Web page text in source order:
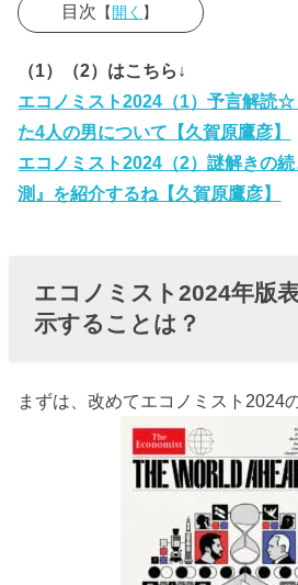
目次 【開く 】
› エコノミスト
2024年版表紙
の中段の暗示
することは？
» 表紙中
ある
『投票
やはり
2024年
のアメ
リカ大
挙を示
（1）（2）はこちら↓
エコノミスト2024（1）予言解読
た4人の男について【久賀原鷹彦】
エコノミスト2024（2）謎解きの
測』を紹介するね【久賀原鷹彦】
エコノミスト2024年版
示することは？
まずは、改めてエコノミスト2024